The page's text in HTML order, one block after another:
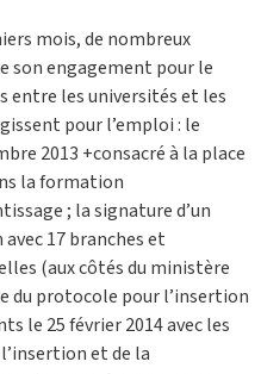
mois, de nombreux
son engagement pour le
entre les universités et les
pour l’emploi : le
2013 +consacré à la place
la formation
; la signature d’un
17 branches et
(aux côtés du ministère
du protocole pour l’insertion
le 25 février 2014 avec les
et de la